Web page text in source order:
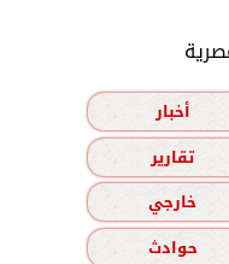
أخبار
تقارير
خارجي
حوادث